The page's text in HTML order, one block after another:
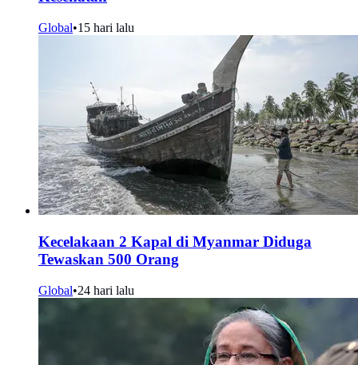
Global•15 hari lalu
Kecelakaan 2 Kapal di Myanmar Diduga
Tewaskan 500 Orang
Global•24 hari lalu